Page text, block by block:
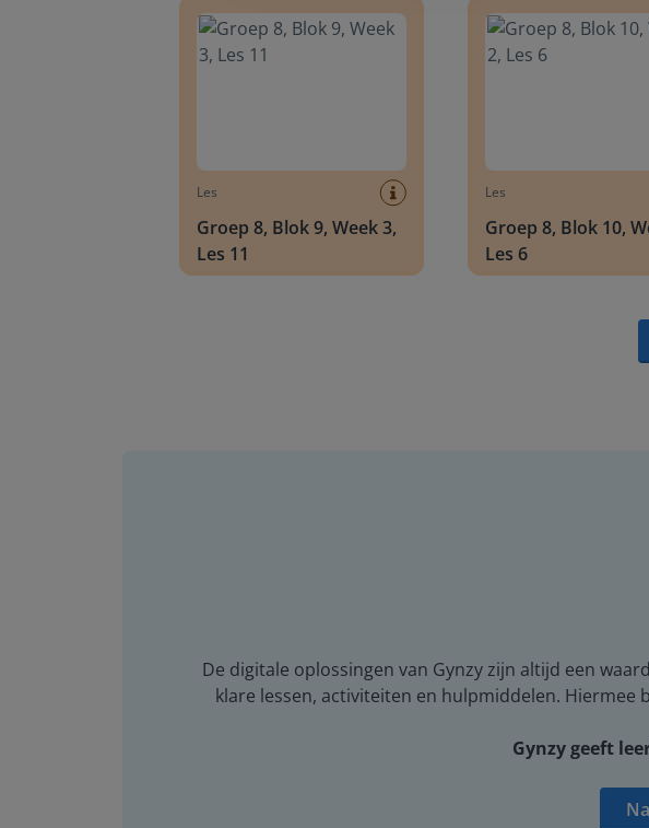
Les
Groep 8, Blok 9, Week 3,
Les 11
Les
Groep 8, Blok 10,
Les 6
De digitale oplossingen van Gynzy zijn altijd een
klare lessen, activiteiten en hulpmiddelen.
Gynzy geeft